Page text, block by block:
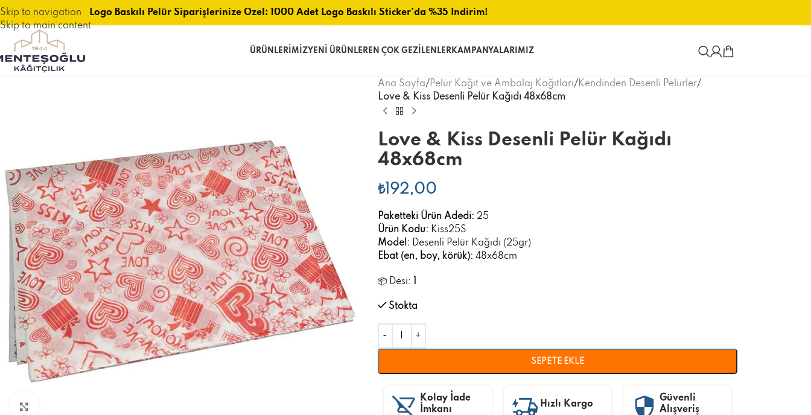
Skip to navigation
Skip to main content
Logo Baskılı Pelür Siparişlerinize Özel: 1000 Adet Logo Baskılı Sticker’da %35 İndirim!
ÜRÜNLERIMIZYENI ÜRÜNLER EN ÇOK GEZILENLER KAMPANYALARIMIZ
Ana Sayfa/ Pelür Kağıt ve Ambalaj Kağıtları/ Kendinden Desenli Pelürler/
Love & Kiss Desenli Pelür Kağıdı 48x68cm
Love & Kiss Desenli Pelür Kağıdı
48x68cm
₺192,00
Paketteki Ürün Adedi: 25
Ürün Kodu: Kiss25S
Model: Desenli Pelür Kağıdı (25gr)
Ebat (en, boy, körük): 48x68cm
📦 Desi:
Stokta
SEPETE EKLE
Kolay İade
İmkanı
Hızlı Kargo
Güvenli
Alışveriş